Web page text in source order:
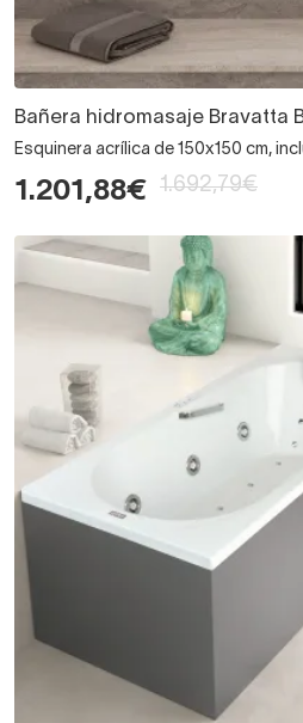
Bañera hidromasaje Bravatta
Esquinera acrílica de 150x150 cm,
1.201,88€ 1.692,79€